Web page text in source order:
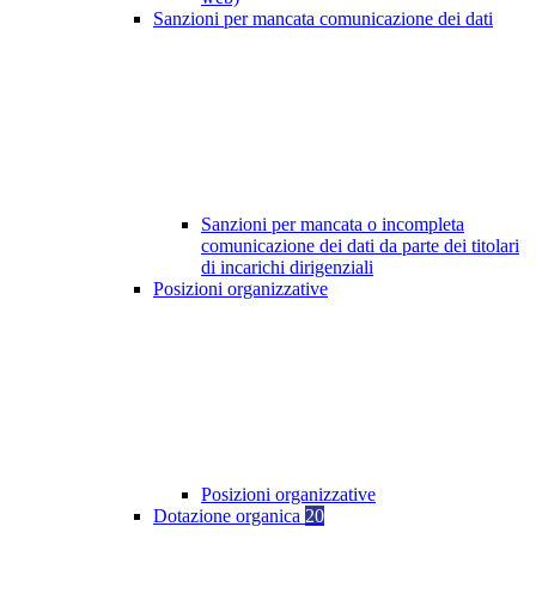
Sanzioni per mancata comunicazione dei dati
Sanzioni per mancata o incompleta
comunicazione dei dati da parte dei titolari
di incarichi dirigenziali
Posizioni organizzative
Posizioni organizzative
Dotazione organica 20